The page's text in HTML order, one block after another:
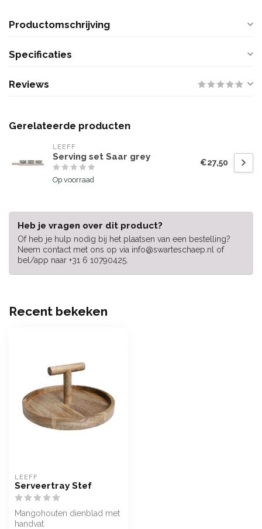
Productomschrijving
Specificaties
Reviews
Gerelateerde producten
LEEFF
Serving set Saar grey
Op voorraad
€27,50
Heb je vragen over dit product?
Of heb je hulp nodig bij het plaatsen van een bestelling?
Neem contact met ons op via info@swarteschaep.nl of
bel/app naar +31 6 10790425.
Recent bekeken
LEEFF
Serveertray Stef
Mangohouten dienblad met
handvat